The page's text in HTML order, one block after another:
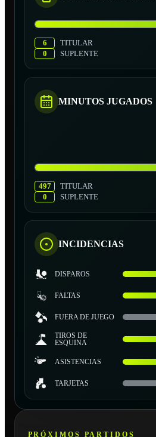
6
TITULAR
0
SUPLENTE
MINUTOS JUGADOS
497
TITULAR
0
SUPLENTE
INCIDENCIAS
DISPAROS
FALTAS
FUERA DE JUEGO
TIROS DE
ESQUINA
ASISTENCIAS
TARJETAS
PRÓXIMOS PARTIDOS